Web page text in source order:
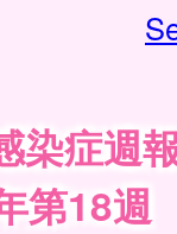
染症週
第18週